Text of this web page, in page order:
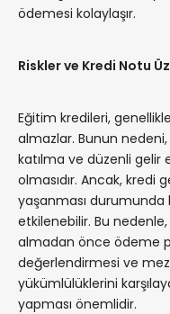
ödemesi kolaylaşır.
Riskler ve Kredi Notu
Eğitim kredileri,
almazlar. Bunun
katılma ve düzenli gelir
olmasıdır. Ancak, kredi
yaşanması
etkilenebilir. Bu
almadan önce ödeme
değerlendirmesi ve
yükümlülüklerini
yapması önemlidir.